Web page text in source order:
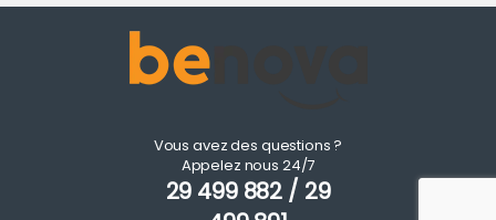
Vous avez des questions ?
Appelez nous 24/7
29 499 882 / 29